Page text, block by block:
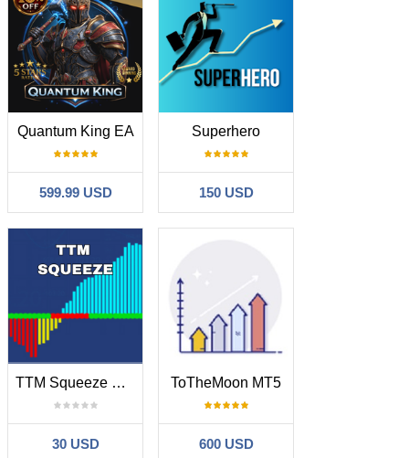
Quantum King EA
599.99 USD
Superhero
150 USD
TTM Squeeze Pro Adaptive Momentum Breakout Tool
30 USD
ToTheMoon MT5
600 USD